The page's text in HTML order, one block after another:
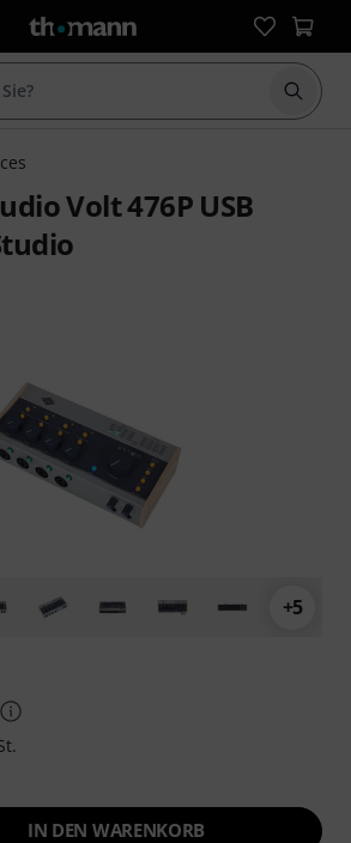
Suche
Volt 476P USB
5 Sternen aus 61 Kundenbewertungen
+5
IN DEN WARENKORB